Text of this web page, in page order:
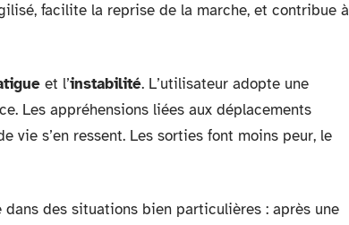
facilite la reprise de la marche, et contribue à
et l’instabilité. L’utilisateur adopte une
Les appréhensions liées aux déplacements
vie s’en ressent. Les sorties font moins peur, le
des situations bien particulières : après une